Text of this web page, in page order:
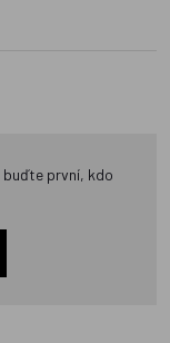
buďte první, kdo